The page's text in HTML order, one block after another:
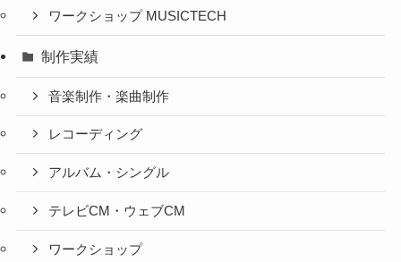
ワークショップ MUSICTECH
制作実績
音楽制作・楽曲制作
レコーディング
アルバム・シングル
テレビCM・ウェブCM
ワークショップ